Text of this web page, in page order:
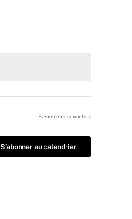
Évènementssuivants
S’abonner au calendrier